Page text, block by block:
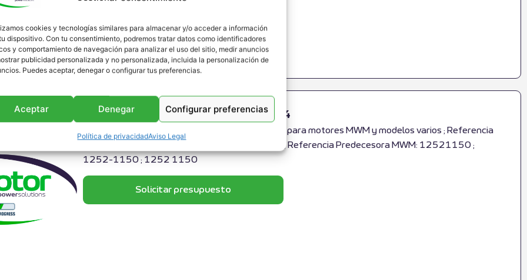
cookies y tecnologías similares para almacenar y/o acceder a información
dispositivo. Con tu consentimiento, podremos tratar datos como identificadores
y comportamiento de navegación para analizar el uso del sitio, medir anuncios
publicidad personalizada y no personalizada, incluida la personalización de
Puedes aceptar, denegar o configurar tus preferencias.
Aceptar Denegar Configurar preferencias
Política de privacidadAviso Legal
Kit de cebado MWM RS-12301494
Kit de Cebado MWM RS-12301494 ; Apropiado para motores MWM y modelos varios ; Referencia
MWM: 12301494 ; 1230-1494 ; 1230 1494 ; Referencia Predecesora MWM: 12521150 ;
1252-1150 ; 1252 1150
Solicitar presupuesto